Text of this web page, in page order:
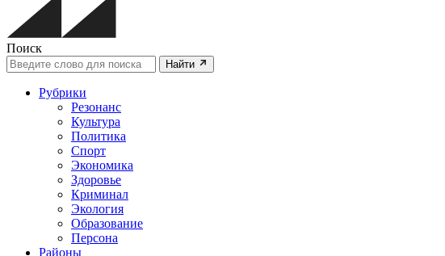
Поиск
Найти
Рубрики
Резонанс
Культура
Политика
Спорт
Экономика
Здоровье
Криминал
Экология
Образование
Персона
Районы